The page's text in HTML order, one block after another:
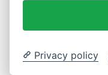
Privacy policy